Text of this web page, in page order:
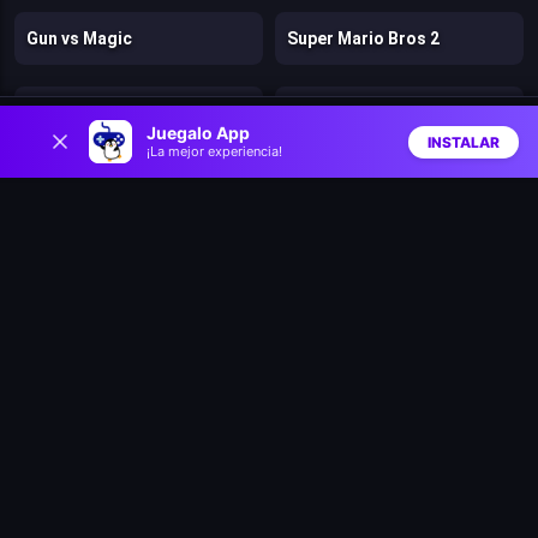
Juegalo App
¡La mejor experiencia!
INSTALAR
Gun vs Magic Super Mario Bros 2